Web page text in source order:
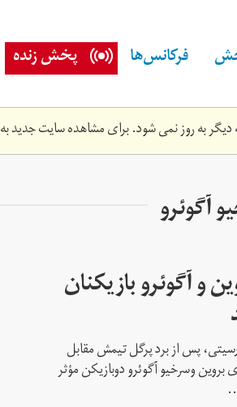
فرکانس‌ها پخش زنده
به روز نمی شود. برای مشاهده سایت جدید به
آگوئرو
و آگوئرو بازیکنان
پس از برد پرگل تیمش مقابل
وسرخیو آگوئرو دوبازیکن مؤثر